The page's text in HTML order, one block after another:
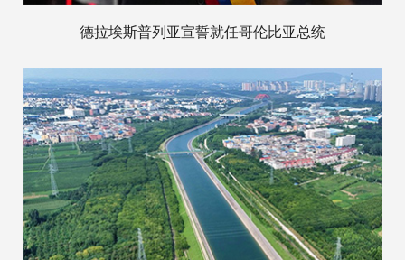
德拉埃斯普列亚宣誓就任哥伦比亚总统